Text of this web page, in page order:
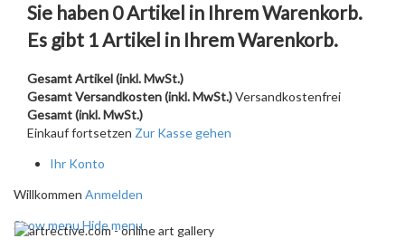
Sie haben 0Artikel in Ihrem Warenkorb.
Es gibt 1 Artikel in Ihrem Warenkorb.
Gesamt Artikel (inkl. MwSt.)
Gesamt Versandkosten (inkl. MwSt.)Versandkostenfrei
Gesamt (inkl. MwSt.)
Einkauf fortsetzen Zur Kasse gehen
Ihr Konto
Willkommen Anmelden
Show menu Hide menu